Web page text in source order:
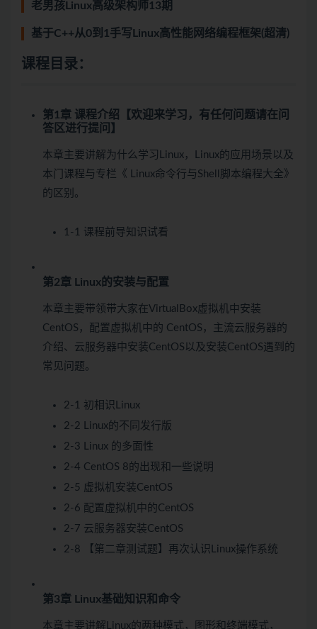
老男孩Linux高级架构师13期
基于C++从0到1手写Linux高性能网络编程框架(超清)
课程目录：
第1章 课程介绍【欢迎来学习，有任何问题请在问
答区进行提问】
本章主要讲解为什么学习Linux，Linux的应用场景以及
本门课程与专栏《 Linux命令行与Shell脚本编程大全》
的区别。
1-1 课程前导知识 试看
第2章 Linux的安装与配置
本章主要带领带大家在VirtualBox虚拟机中安装
CentOS，配置虚拟机中的 CentOS，主流云服务器的
介绍、云服务器中安装CentOS以及安装CentOS遇到的
常见问题。
2-1 初相识Linux
2-2 Linux的不同发行版
2-3 Linux 的多面性
2-4 CentOS 8的出现和一些说明
2-5 虚拟机安装CentOS
2-6 配置虚拟机中的CentOS
2-7 云服务器安装CentOS
2-8 【第二章测试题】再次认识Linux操作系统
第3章 Linux基础知识和命令
本章主要讲解Linux的两种模式，图形和终端模式，